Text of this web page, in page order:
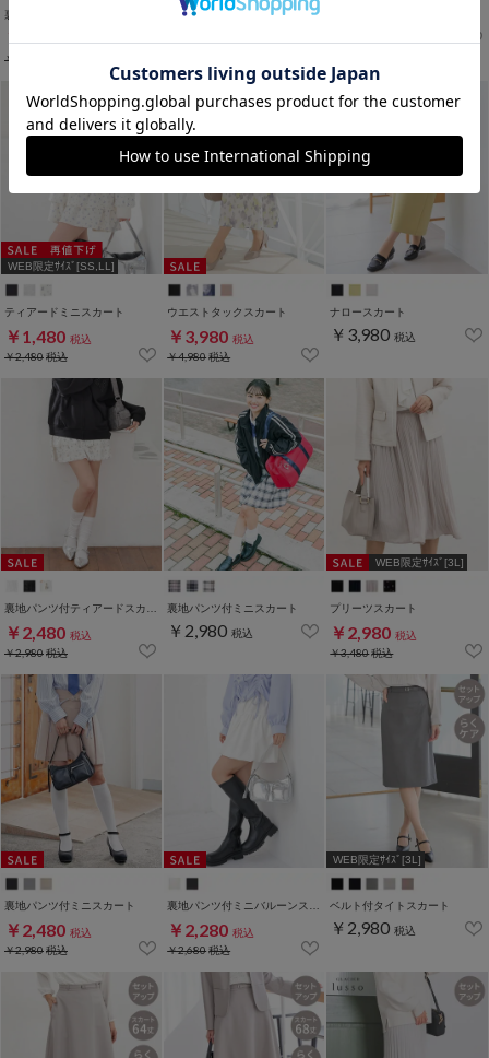
裏地パンツ付ミニスカート
￥1,980 税込
￥2,980
裏地パンツ付スカート
WEB限定ｻｲｽﾞ[SS,LL]
ティアードミニスカート
￥1,480 税込
￥2,480税込
ウエストタックスカート
￥3,980 税込
￥4,980税込
ナロースカート
￥3,980 税込
裏地パンツ付ティアードスカート
￥2,480 税込
￥2,980税込
裏地パンツ付ミニスカート
￥2,980 税込
WEB限定ｻｲｽﾞ[3L]
プリーツスカート
￥2,980 税込
￥3,480税込
裏地パンツ付ミニスカート
￥2,480 税込
￥2,980税込
￥2,280 税込
￥2,680税込
WEB限定ｻｲｽﾞ[3L]
ベルト付タイトスカート
￥2,980 税込